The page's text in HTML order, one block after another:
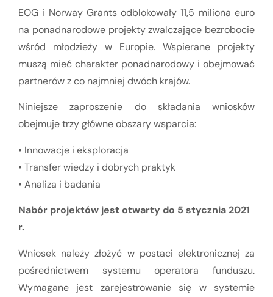
EOG i Norway Grants odblokowały 11,5 miliona euro
na ponadnarodowe projekty zwalczające bezrobocie
wśród młodzieży w Europie. Wspierane projekty
muszą mieć charakter ponadnarodowy i obejmować
partnerów z co najmniej dwóch krajów.
Niniejsze zaproszenie do składania wniosków
obejmuje trzy główne obszary wsparcia:
• Innowacje i eksploracja
• Transfer wiedzy i dobrych praktyk
• Analiza i badania
Nabór projektów jest otwarty do 5 stycznia 2021
r.
Wniosek należy złożyć w postaci elektronicznej za
pośrednictwem systemu operatora funduszu.
Wymagane jest zarejestrowanie się w systemie